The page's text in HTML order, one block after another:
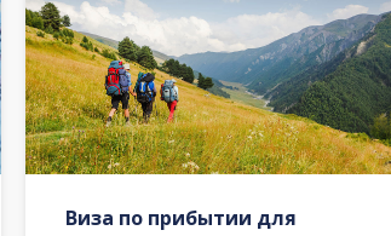
Виза по прибытии для